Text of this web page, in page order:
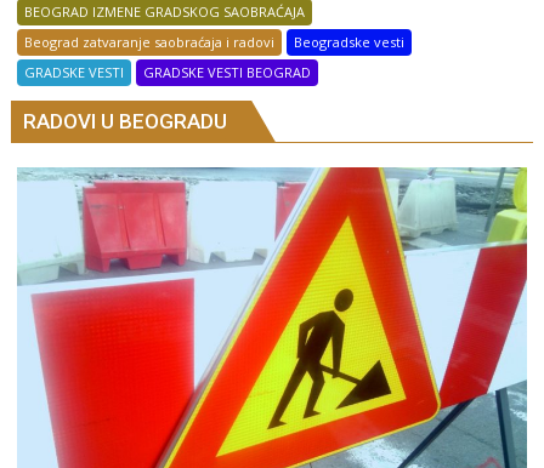
BEOGRAD IZMENE GRADSKOG SAOBRAĆAJA
Beograd zatvaranje saobraćaja i radovi
Beogradske vesti
GRADSKE VESTI
GRADSKE VESTI BEOGRAD
RADOVI U BEOGRADU